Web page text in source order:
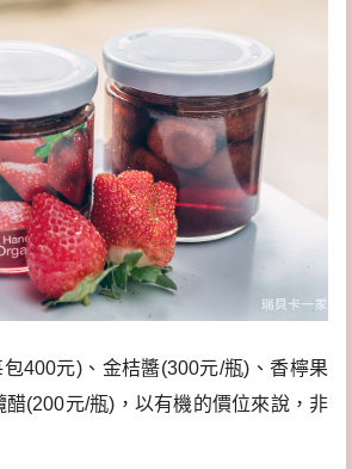
400元)、金桔醬(300元/瓶)、香檸果
醋(200元/瓶)，以有機的價位來說，非